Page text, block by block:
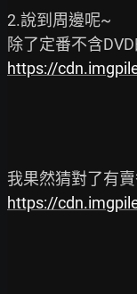
2.說到周邊呢~
https://
https://